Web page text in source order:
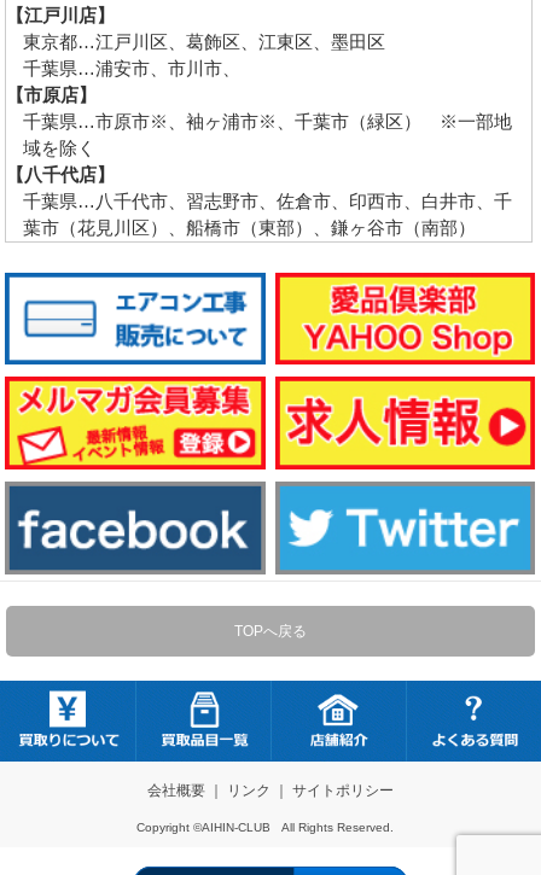
【江戸川店】
東京都…江戸川区、葛飾区、江東区、墨田区
千葉県…浦安市、市川市、
【市原店】
千葉県…市原市※、袖ヶ浦市※、千葉市（緑区） ※一部地
域を除く
【八千代店】
千葉県…八千代市、習志野市、佐倉市、印西市、白井市、千
葉市（花見川区）、船橋市（東部）、鎌ヶ谷市（南部）
TOPへ戻る
会社概要｜ リンク サイトポリシー
Copyright ©AIHIN-CLUB All Rights Reserved.